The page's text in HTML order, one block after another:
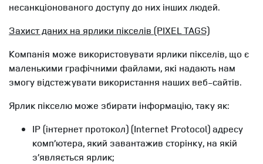
несанкціонованого доступу до них інших людей.
Захист даних на ярлики пікселів (PIXEL TAGS)
Компанія може використовувати ярлики пікселів, що є
маленькими графічними файлами, які надають нам
змогу відстежувати використання наших веб-сайтів.
Ярлик пікселю може збирати інформацію, таку як:
IP (інтернет протокол) (Internet Protocol) адресу
комп’ютера, який завантажив сторінку, на якій
з’являється ярлик;